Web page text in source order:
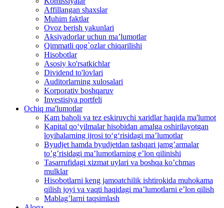
Affillangan shaxslar
Muhim faktlar
Ovoz berish yakunlari
Aksiyadorlar uchun ma’lumotlar
Qimmatli qog`ozlar chiqarilishi
Hisobotlar
Asosiy ko'rsatkichlar
Dividend to'lovlari
Auditorlarning xulosalari
Korporativ boshqaruv
Investisiya portfeli
Ochiq ma'lumotlar
Kam baholi va tez eskiruvchi xaridlar haqida ma'lumot
Kapital qo‘yilmalar hisobidan amalga oshirilayotgan
loyihalarning ijrosi to‘g‘risidagi maʼlumotlar
Byudjet hamda byudjetdan tashqari jamgʼarmalar
toʼgʼrisidagi maʼlumotlarning eʼlon qilinishi
Tasarrufidagi xizmat uylari va boshqa koʼchmas
mulklar
Hisobotlarni keng jamoatchilik ishtirokida muhokama
qilish joyi va vaqti haqidagi maʼlumotlarni eʼlon qilish
Mablag’larni taqsimlash